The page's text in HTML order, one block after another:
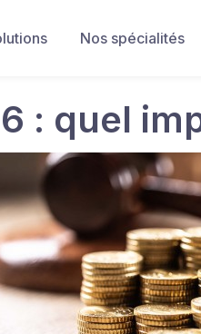
Nos spécialités
: quel